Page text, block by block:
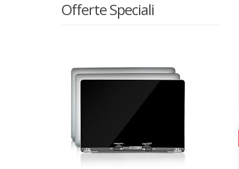
Offerte Speciali